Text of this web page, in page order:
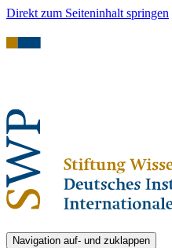
Direkt zum Seiteninhalt springen
Navigation auf- und zuklappen